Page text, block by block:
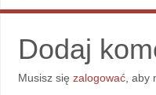
Dodaj
Musisz się zalogować, aby